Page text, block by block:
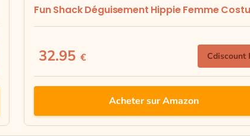
Fun Shack Déguisement Hippie Femme
32.95 € Cdiscount
Acheter sur Amazon